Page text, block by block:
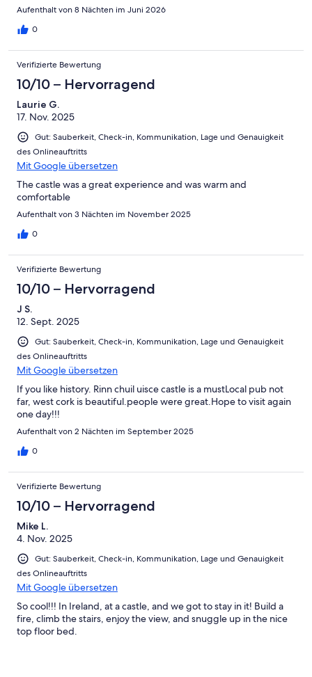
views.Yes, it’s a little less than sparkling clean but where else can
to the top stretch one’s legs.Stephanie our hostess was great
questions.County Cork and the local Irish were part of this great
experience and vacation of course.A
Aufenthalt von 8 Nächten im Juni 2026
0
Verifizierte Bewertung
10/10 – Hervorragend
Laurie G.
17. Nov. 2025
Gut: Sauberkeit, Check-in, Kommunikation, Lage und Genauigkeit
des Onlineauftritts
Mit Google übersetzen
The castle was a great experience and was warm and
comfortable
Aufenthalt von 3 Nächten im November 2025
0
Verifizierte Bewertung
10/10 – Hervorragend
J S.
12. Sept. 2025
Gut: Sauberkeit, Check-in, Kommunikation, Lage und Genauigkeit
des Onlineauftritts
Mit Google übersetzen
If you like history. Rinn chuil uisce castle is a mustLocal pub not
far, west cork is beautiful.people were great.Hope to visit again
one day!!!
Aufenthalt von 2 Nächten im September 2025
0
Verifizierte Bewertung
10/10 – Hervorragend
Mike L.
4. Nov. 2025
Gut: Sauberkeit, Check-in, Kommunikation, Lage und Genauigkeit
des Onlineauftritts
Mit Google übersetzen
So cool!!! In Ireland, at a castle, and we got to stay in it! Build a
fire, climb the stairs, enjoy the view, and snuggle up in the nice
top floor bed.